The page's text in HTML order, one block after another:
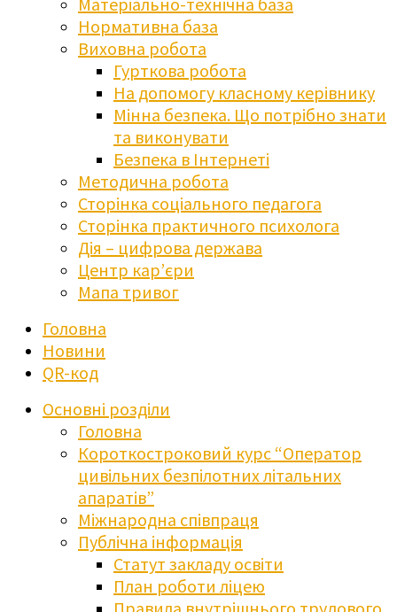
Нормативна база
Виховна робота
Гурткова робота
На допомогу класному керівнику
Мінна безпека. Що потрібно знати
та виконувати
Безпека в Інтернеті
Методична робота
Сторінка соціального педагога
Сторінка практичного психолога
Дія – цифрова держава
Центр кар’єри
Мапа тривог
Головна
Новини
QR-код
Основні розділи
Головна
Короткостроковий курс “Оператор
цивільних безпілотних літальних
апаратів”
Міжнародна співпраця
Публічна інформація
Статут закладу освіти
План роботи ліцею